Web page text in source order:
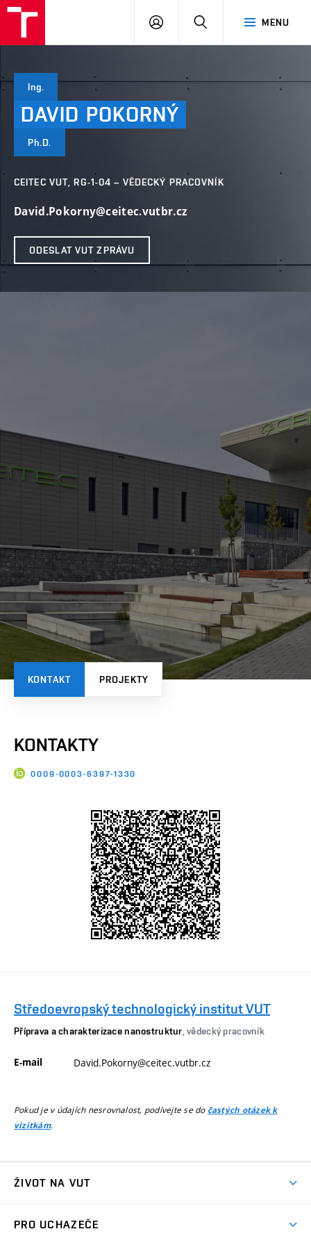
MENU
PŘIHLÁSIT
Ing.
DAVID POKORNÝ
Ph.D.
CEITEC VUT, RG-1-04 – VĚDECKÝ PRACOVNÍK
David.Pokorny@ceitec.vutbr.cz
ODESLAT VUT ZPRÁVU
KONTAKT PROJEKTY
KONTAKTY
0009-0003-6397-1330
Středoevropský technologický institut VUT
Příprava a charakterizace nanostruktur, vědecký pracovník
E-mail David.Pokorny@ceitec.vutbr.cz
Pokud je v údajích nesrovnalost, podívejte se do častých otázek k
vizitkám.
ŽIVOT NA VUT
PRO UCHAZEČE